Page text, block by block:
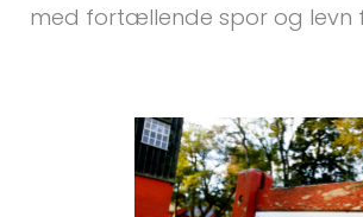
med fortællende spor og levn